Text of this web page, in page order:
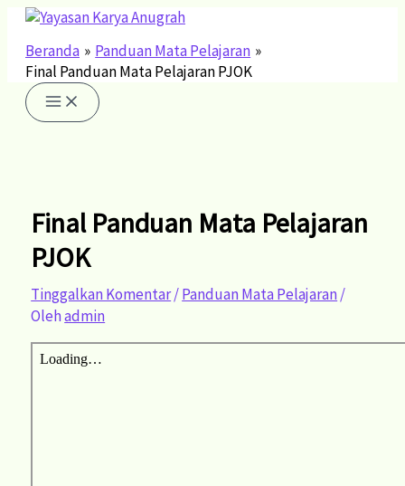
Lewati
konten
Beranda
Panduan Mata Pelajaran
Final Panduan Mata Pelajaran PJOK
Final Panduan Mata Pelajaran
PJOK
Tinggalkan Komentar/Panduan Mata Pelajaran/
Olehadmin
Ketik
di
sini..
Name*
Email*
Situs
Web